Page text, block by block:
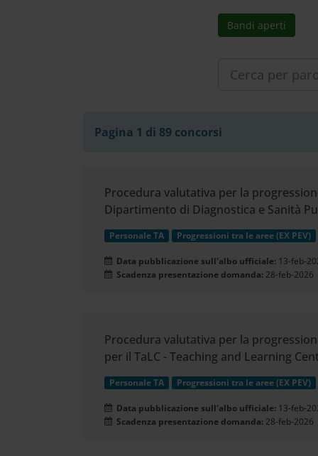
Bandi aperti
Pagina 1 di 89 concorsi
Procedura valutativa per la
Dipartimento di Diagnostica e Sanità
Personale TA Progressioni tra le aree (EX PEV)
Data pubblicazione sull'albo ufficiale: 13-feb-
Scadenza presentazione domanda: 28-feb-2026
Procedura valutativa per la
per il TaLC - Teaching and Learning
Personale TA Progressioni tra le aree (EX PEV)
Data pubblicazione sull'albo ufficiale: 13-feb-
Scadenza presentazione domanda: 28-feb-2026